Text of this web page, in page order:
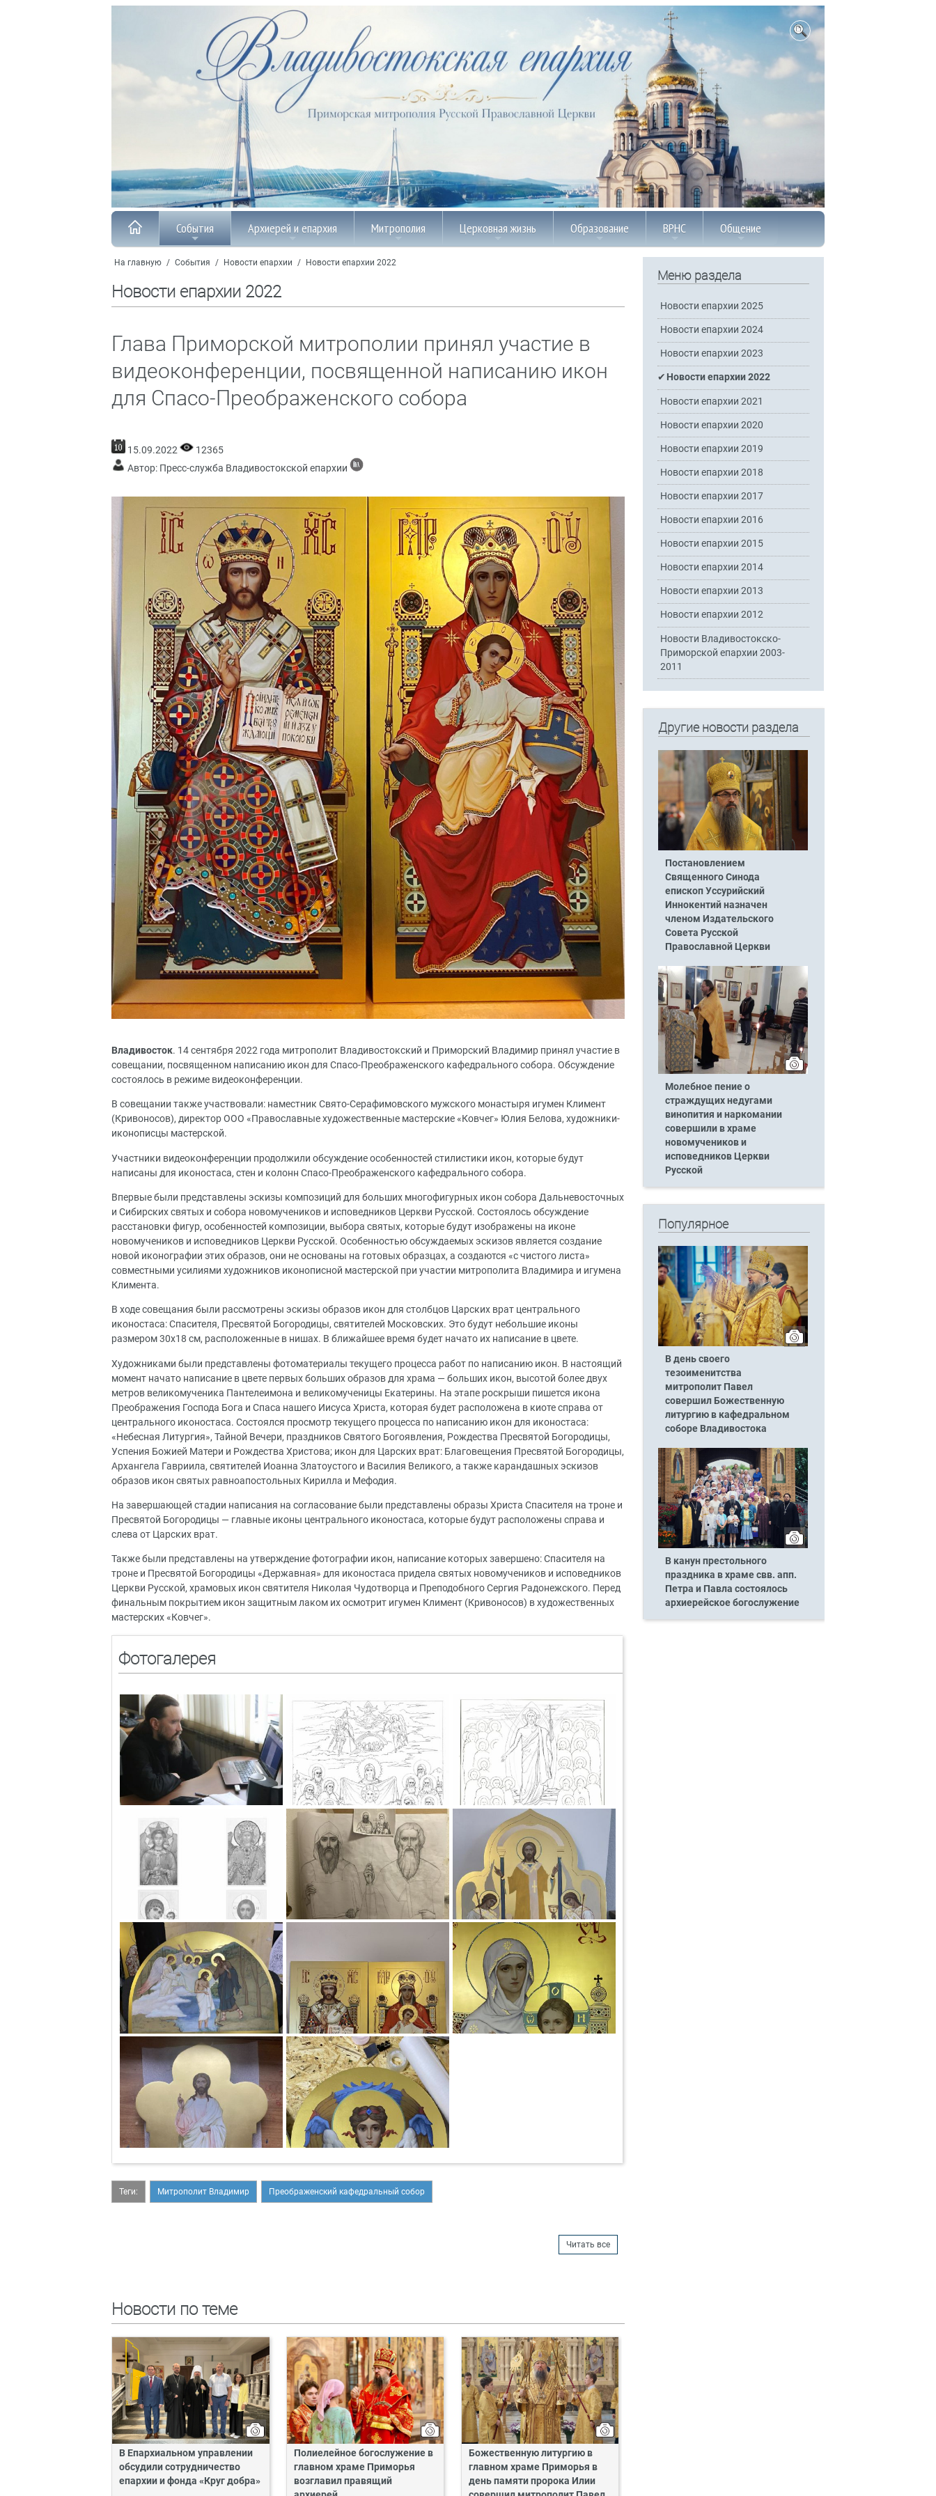
События Архиерей и епархия Митрополия Церковная жизнь Образование ВРНС Общение
На главную / События / Новости епархии / Новости епархии 2022
Новости епархии 2022
Глава Приморской митрополии принял участие в
видеоконференции, посвященной написанию икон
для Спасо-Преображенского собора
15.09.2022
12365
Автор: Пресс-служба Владивостокской епархии
Владивосток. 14 сентября 2022 года митрополит Владивостокский и Приморский Владимир принял участие в
совещании, посвященном написанию икон для Спасо-Преображенского кафедрального собора. Обсуждение
состоялось в режиме видеоконференции.
В совещании также участвовали: наместник Свято-Серафимовского мужского монастыря игумен Климент
(Кривоносов), директор ООО «Православные художественные мастерские «Ковчег» Юлия Белова, художники-
иконописцы мастерской.
Участники видеоконференции продолжили обсуждение особенностей стилистики икон, которые будут
написаны для иконостаса, стен и колонн Спасо-Преображенского кафедрального собора.
Впервые были представлены эскизы композиций для больших многофигурных икон собора Дальневосточных
и Сибирских святых и собора новомучеников и исповедников Церкви Русской. Состоялось обсуждение
расстановки фигур, особенностей композиции, выбора святых, которые будут изображены на иконе
новомучеников и исповедников Церкви Русской. Особенностью обсуждаемых эскизов является создание
новой иконографии этих образов, они не основаны на готовых образцах, а создаются «с чистого листа»
совместными усилиями художников иконописной мастерской при участии митрополита Владимира и игумена
Климента.
В ходе совещания были рассмотрены эскизы образов икон для столбцов Царских врат центрального
иконостаса: Спасителя, Пресвятой Богородицы, святителей Московских. Это будут небольшие иконы
размером 30х18 см, расположенные в нишах. В ближайшее время будет начато их написание в цвете.
Художниками были представлены фотоматериалы текущего процесса работ по написанию икон. В настоящий
момент начато написание в цвете первых больших образов для храма — больших икон, высотой более двух
метров великомученика Пантелеимона и великомученицы Екатерины. На этапе роскрыши пишется икона
Преображения Господа Бога и Спаса нашего Иисуса Христа, которая будет расположена в киоте справа от
центрального иконостаса. Состоялся просмотр текущего процесса по написанию икон для иконостаса:
«Небесная Литургия», Тайной Вечери, праздников Святого Богоявления, Рождества Пресвятой Богородицы,
Успения Божией Матери и Рождества Христова; икон для Царских врат: Благовещения Пресвятой Богородицы,
Архангела Гавриила, святителей Иоанна Златоустого и Василия Великого, а также карандашных эскизов
образов икон святых равноапостольных Кирилла и Мефодия.
На завершающей стадии написания на согласование были представлены образы Христа Спасителя на троне и
Пресвятой Богородицы — главные иконы центрального иконостаса, которые будут расположены справа и
слева от Царских врат.
Также были представлены на утверждение фотографии икон, написание которых завершено: Спасителя на
троне и Пресвятой Богородицы «Державная» для иконостаса придела святых новомучеников и исповедников
Церкви Русской, храмовых икон святителя Николая Чудотворца и Преподобного Сергия Радонежского. Перед
финальным покрытием икон защитным лаком их осмотрит игумен Климент (Кривоносов) в художественных
мастерских «Ковчег».
Фотогалерея
Теги: Митрополит Владимир Преображенский кафедральный собор
Читать все
Новости по теме
В Епархиальном управлении
обсудили сотрудничество
епархии и фонда «Круг добра»
Полиелейное богослужение в
главном храме Приморья
возглавил правящий
Божественную литургию в
главном храме Приморья в
день памяти пророка Илии
Меню раздела
Новости епархии 2025
Новости епархии 2024
Новости епархии 2023
Новости епархии 2022
Новости епархии 2021
Новости епархии 2020
Новости епархии 2019
Новости епархии 2018
Новости епархии 2017
Новости епархии 2016
Новости епархии 2015
Новости епархии 2014
Новости епархии 2013
Новости епархии 2012
Новости Владивостокско-
Приморской епархии 2003-
2011
Другие новости раздела
Постановлением
Священного Синода
епископ Уссурийский
Иннокентий назначен
членом Издательского
Совета Русской
Православной Церкви
Молебное пение о
страждущих недугами
винопития и наркомании
совершили в храме
новомучеников и
исповедников Церкви
Русской
Популярное
В день своего
тезоименитства
митрополит Павел
совершил Божественную
литургию в кафедральном
соборе Владивостока
В канун престольного
праздника в храме свв. апп.
Петра и Павла состоялось
архиерейское богослужение